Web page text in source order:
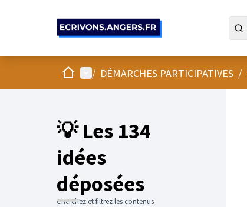
AccueilMenu principal
/ DÉMARCHES PARTICIPATIVES /
💡 Les 134
idées
déposées
Cherchez et filtrez les contenus